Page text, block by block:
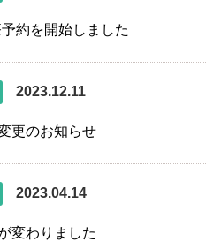
約を開始しました
2023.12.11
更のお知らせ
2023.04.14
変わりました